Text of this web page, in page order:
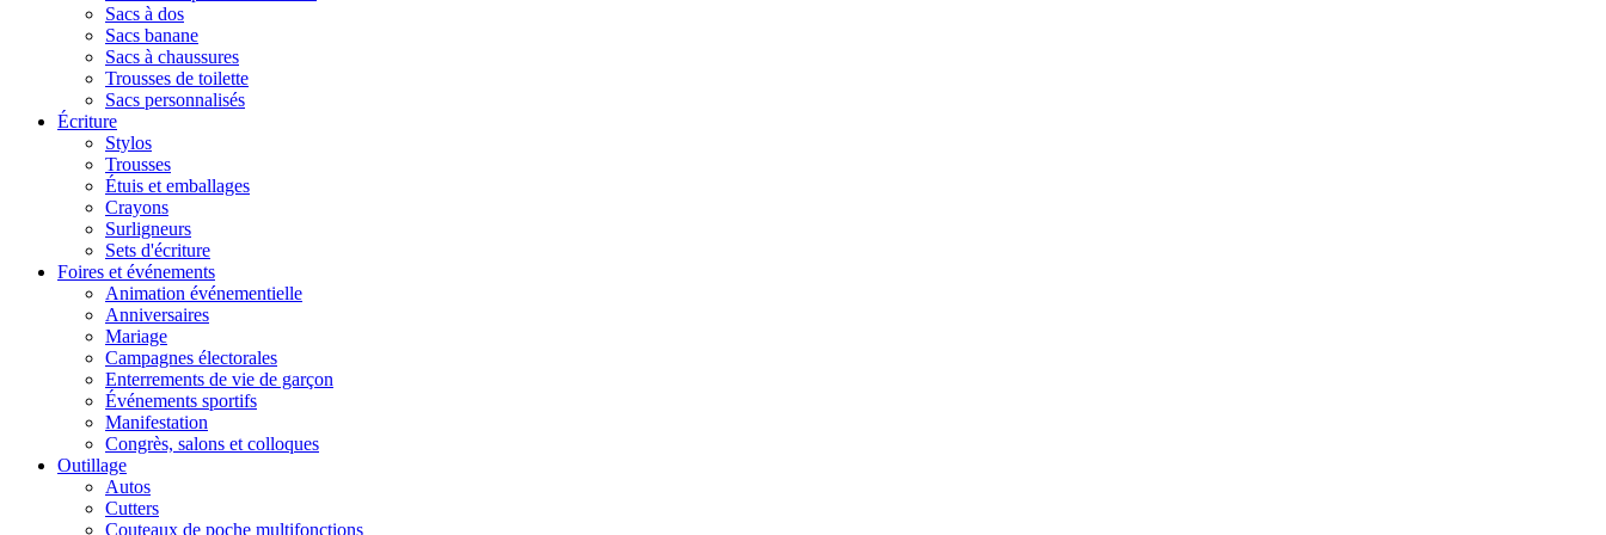
Sacs à dos
Sacs banane
Sacs à chaussures
Trousses de toilette
Sacs personnalisés
Écriture
Stylos
Trousses
Étuis et emballages
Crayons
Surligneurs
Sets d'écriture
Foires et événements
Animation événementielle
Anniversaires
Mariage
Campagnes électorales
Enterrements de vie de garçon
Événements sportifs
Manifestation
Congrès, salons et colloques
Outillage
Autos
Cutters
Couteaux de poche multifonctions